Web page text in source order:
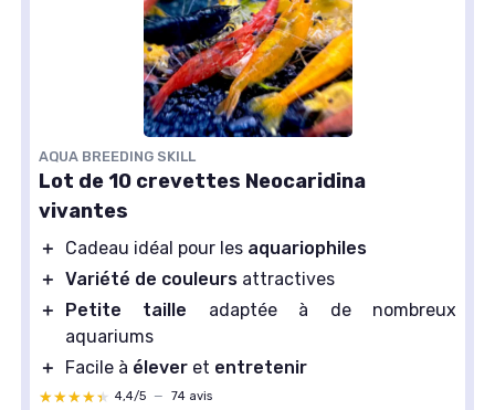
AQUA BREEDING SKILL
Lot de 10 crevettes Neocaridina
vivantes
＋ Cadeau idéal pour les aquariophiles
＋ Variété de couleurs attractives
＋
Petite taille adaptée à de nombreux
aquariums
＋
Facile à élever et entretenir
★★★★★
★★★★★ 4,4/5 — 74 avis